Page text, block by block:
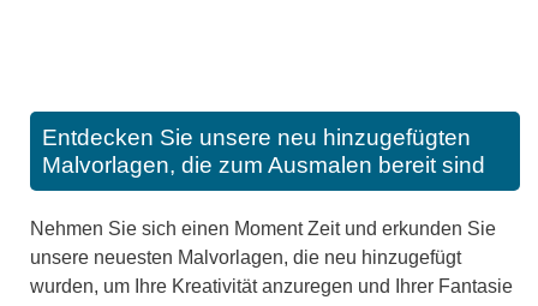
Entdecken Sie unsere neu hinzugefügten
Malvorlagen, die zum Ausmalen bereit sind
Nehmen Sie sich einen Moment Zeit und erkunden Sie
unsere neuesten Malvorlagen, die neu hinzugefügt
wurden, um Ihre Kreativität anzuregen und Ihrer Fantasie